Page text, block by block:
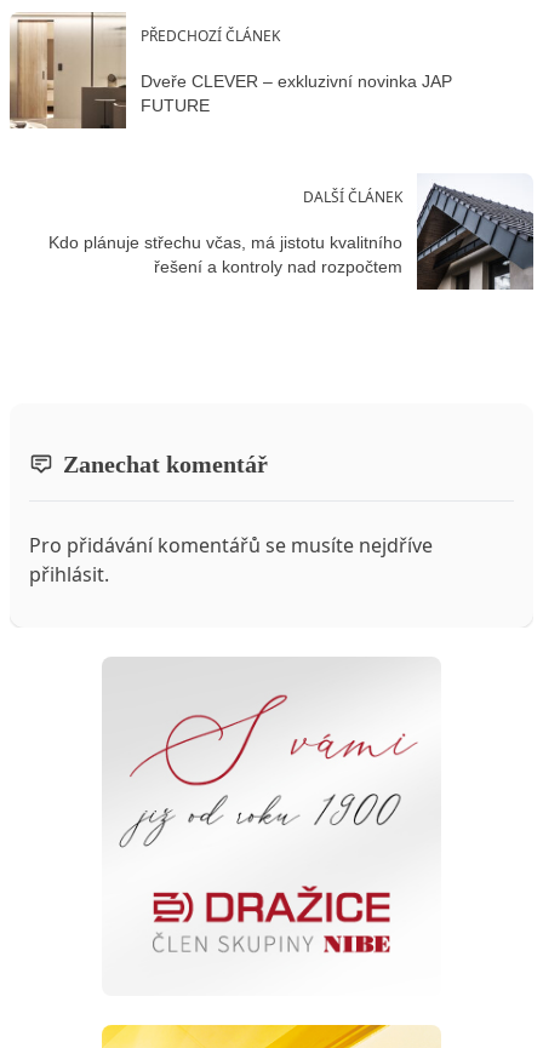
PŘEDCHOZÍ ČLÁNEK
Dveře CLEVER – exkluzivní novinka JAP
FUTURE
DALŠÍ ČLÁNEK
Kdo plánuje střechu včas, má jistotu kvalitního
řešení a kontroly nad rozpočtem
Zanechat komentář
Pro přidávání komentářů se musíte nejdříve
přihlásit.